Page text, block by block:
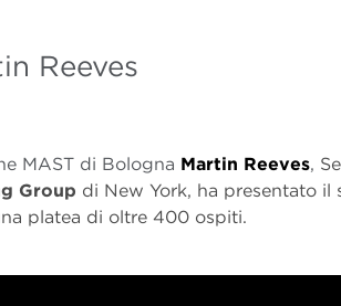
Reeves
MAST di Bologna Martin Reeves,
Group di New York, ha presentato il
platea di oltre 400 ospiti.